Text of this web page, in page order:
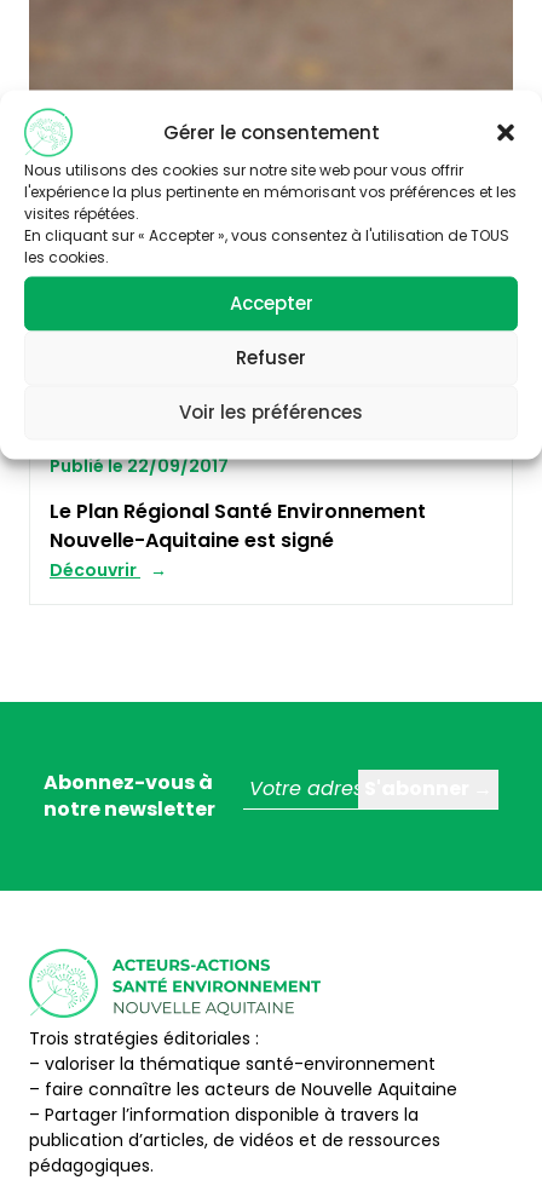
Gérer le consentement
Nous utilisons des cookies sur notre site web pour vous offrir
l'expérience la plus pertinente en mémorisant vos préférences et les
visites répétées.
En cliquant sur « Accepter », vous consentez à l'utilisation de TOUS
les cookies.
Accepter
Refuser
Voir les préférences
AUTRES
Publié le 22/09/2017
Le Plan Régional Santé Environnement
Nouvelle-Aquitaine est signé
Découvrir
Abonnez-vous à
notre newsletter
Trois stratégies éditoriales :
– valoriser la thématique santé-environnement
– faire connaître les acteurs de Nouvelle Aquitaine
– Partager l’information disponible à travers la
publication d’articles, de vidéos et de ressources
pédagogiques.